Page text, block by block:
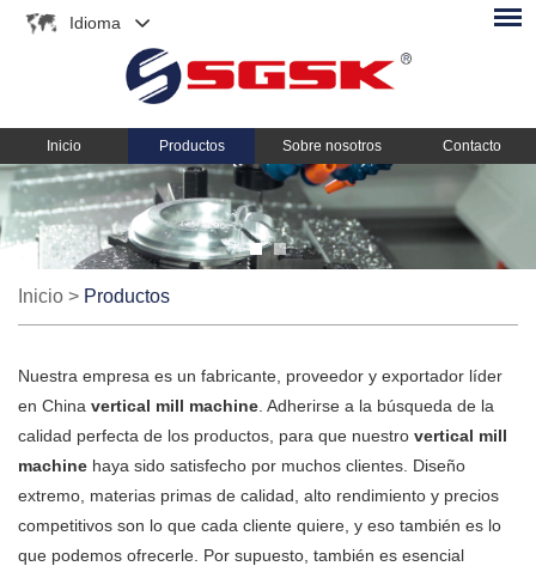
Idioma
Inicio Productos Sobre nosotros Contacto
Inicio > Productos
Nuestra empresa es un fabricante, proveedor y exportador líder
en China vertical mill machine . Adherirse a la búsqueda de la
calidad perfecta de los productos, para que nuestro vertical mill
machine haya sido satisfecho por muchos clientes. Diseño
extremo, materias primas de calidad, alto rendimiento y precios
competitivos son lo que cada cliente quiere, y eso también es lo
que podemos ofrecerle. Por supuesto, también es esencial